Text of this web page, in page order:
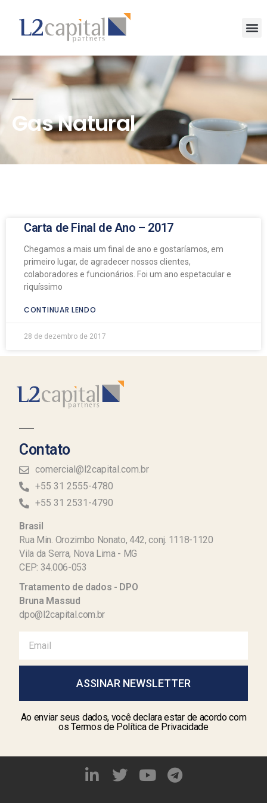
Gas Natural
Carta de Final de Ano – 2017
Chegamos a mais um final de ano e gostaríamos, em
primeiro lugar, de agradecer nossos clientes,
colaboradores e funcionários. Foi um ano espetacular e
riquíssimo
CONTINUAR LENDO
28 de dezembro de 2017
Contato
comercial@l2capital.com.br
+55 31 2555-4780
+55 31 2531-4790
Brasil
Rua Min. Orozimbo Nonato, 442, conj. 1118-1120
Vila da Serra, Nova Lima - MG
CEP: 34.006-053
Tratamento de dados - DPO
Bruna Massud
dpo@l2capital.com.br
ASSINAR NEWSLETTER
Ao enviar seus dados, você declara estar de acordo com
os Termos de Política de Privacidade